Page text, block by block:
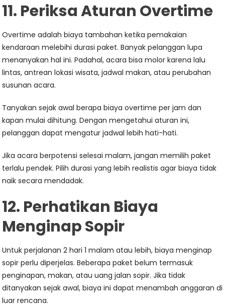
11. Periksa Aturan Overtime
Overtime adalah biaya tambahan ketika pemakaian
kendaraan melebihi durasi paket. Banyak pelanggan lupa
menanyakan hal ini. Padahal, acara bisa molor karena lalu
lintas, antrean lokasi wisata, jadwal makan, atau perubahan
susunan acara.
Tanyakan sejak awal berapa biaya overtime per jam dan
kapan mulai dihitung. Dengan mengetahui aturan ini,
pelanggan dapat mengatur jadwal lebih hati-hati.
Jika acara berpotensi selesai malam, jangan memilih paket
terlalu pendek. Pilih durasi yang lebih realistis agar biaya tidak
naik secara mendadak.
12. Perhatikan Biaya
Menginap Sopir
Untuk perjalanan 2 hari 1 malam atau lebih, biaya menginap
sopir perlu diperjelas. Beberapa paket belum termasuk
penginapan, makan, atau uang jalan sopir. Jika tidak
ditanyakan sejak awal, biaya ini dapat menambah anggaran di
luar rencana.